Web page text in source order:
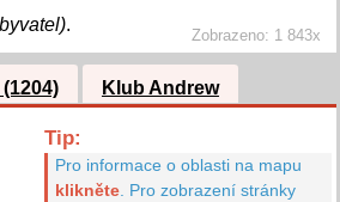
Zobrazeno: 1 843x
.
Klub Andrew
Tip:
Pro informace o oblasti na mapu
klikněte. Pro zobrazení stránky